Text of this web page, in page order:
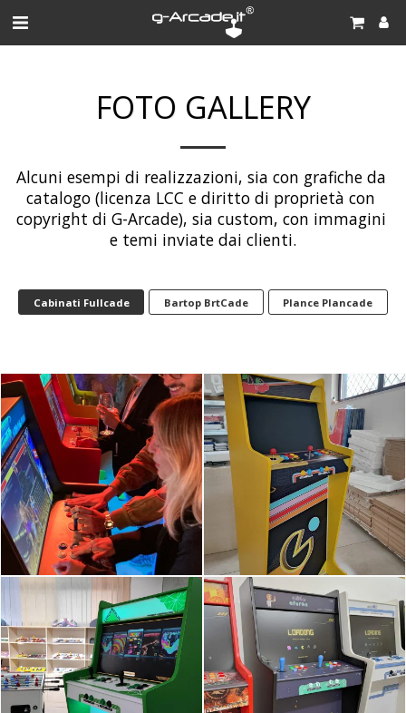
FOTO GALLERY
Alcuni esempi di realizzazioni, sia con grafiche da
catalogo (licenza LCC e diritto di proprietà con
copyright di G-Arcade), sia custom, con immagini
e temi inviate dai clienti.
Cabinati Fullcade Bartop BrtCade Plance Plancade